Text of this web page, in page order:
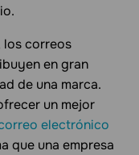
los correos
en gran
de una marca.
un mejor
electrónico
que una empresa